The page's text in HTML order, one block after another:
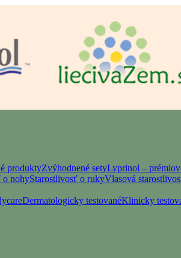
produktyZvýhodnené setyLyprinol –
o nohyStarostlivosť o rukyVlasová
Dermatologicky testovanéKlinicky